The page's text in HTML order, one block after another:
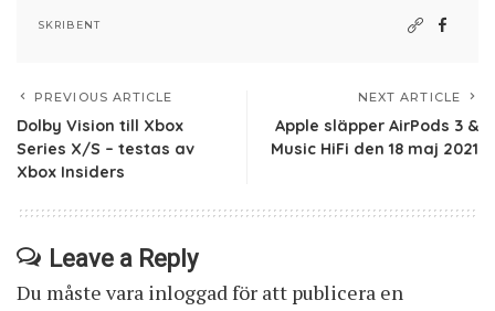
SKRIBENT
PREVIOUS ARTICLE
Dolby Vision till Xbox
Series X/S – testas av
Xbox Insiders
NEXT ARTICLE
Apple släpper AirPods 3 &
Music HiFi den 18 maj 2021
Leave a Reply
Du måste vara inloggadför att publicera en